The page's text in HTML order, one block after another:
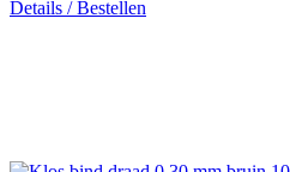
Details / Bestellen